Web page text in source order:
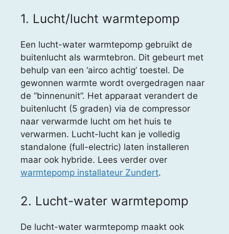
1. Lucht/lucht warmtepomp
Een lucht-water warmtepomp gebruikt de
buitenlucht als warmtebron. Dit gebeurt met
behulp van een ‘airco achtig’ toestel. De
gewonnen warmte wordt overgedragen naar
de “binnenunit”. Het apparaat verandert de
buitenlucht (5 graden) via de compressor
naar verwarmde lucht om het huis te
verwarmen. Lucht-lucht kan je volledig
standalone (full-electric) laten installeren
maar ook hybride. Lees verder over
warmtepomp installateur Zundert.
2. Lucht-water warmtepomp
De lucht-water warmtepomp maakt ook